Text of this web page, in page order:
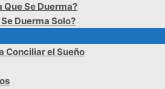
Que Se Duerma?
Duerma Solo?
Conciliar el Sueño